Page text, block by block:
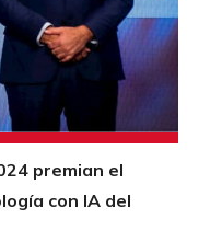
premian el
con IA del